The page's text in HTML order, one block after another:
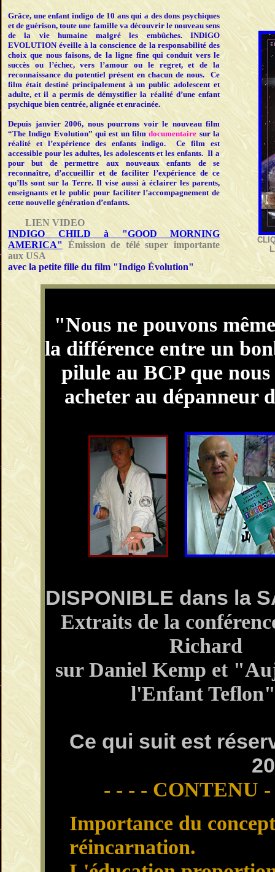
Grâce, une enfant indigo de 10 ans qui a des dons psychiques
et de guérison, toute une famille va découvrir le nouveau sens
de la vie humaine malgré les embûches. INDIGO
EVOLUTION éveille à la conscience de la responsabilité des
choix que nous faisons, de la ligne fine qui conduit vers le
succès ou l’échec, vers l’amour ou le regret, et de la
reconnaissance du potentiel présent en chacun de nous. Ce
film était destiné principalement à un public adolescent et
adulte, et il a permis de démystifier la réalité d’une enfant
psychique bien centrée, alignée et enracinée.
Depuis janvier 2006, nous pourrons voir le nouveau film
“The Indigo Evolution” qui est un filmdocumentairesur la
réalité et l’expérience des enfants indigo. Ce film est
accessible pour les adultes, les adolescents et les enfants. Il a
pour but de permettre aux nouveaux enfants de se
reconnaître, d’accueillir et de faciliter l’expérience de ce
qu’Ils sont sur la Terre. Il vise aussi à éclairer les parents,
enseignants et le public pour faciliter l’accompagnement de
cette nouvelle génération d’enfants.
LIEN VIDEO
INDIGO CHILD à "GOOD MORNING
AMERICA"
Émission de télé super importante
aux USA
avec la petite fille du film "Indigo Évolution"
"Nous ne pouvons
la différence entre un
pilule au BCP que
acheter au dépanneur
DISPONIBLE dans la
Extraits de la
Richard
sur Daniel Kemp et
l'Enfant
Ce qui suit est
- - - - CONTENU -
Importance du
réincarnation.